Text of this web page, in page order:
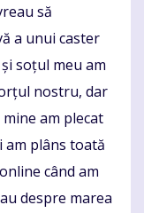
să
a unui caster
soțul meu am
nostru, dar
am plecat
am plâns toată
când am
despre marea